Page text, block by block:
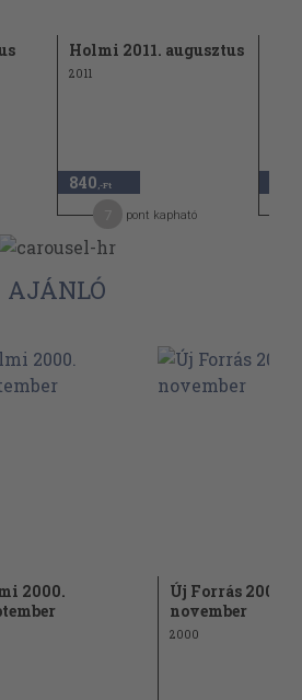
Holmi 2011. augusztus
2011
840 ,-Ft
pont kapható
AJÁNLÓ
2000.
Új Forrás 2000.
november
2000